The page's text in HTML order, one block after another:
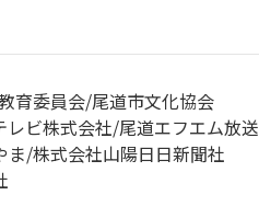
育委員会/尾道市文化協会
レビ株式会社/尾道エフエム放送
ま/株式会社山陽日日新聞社